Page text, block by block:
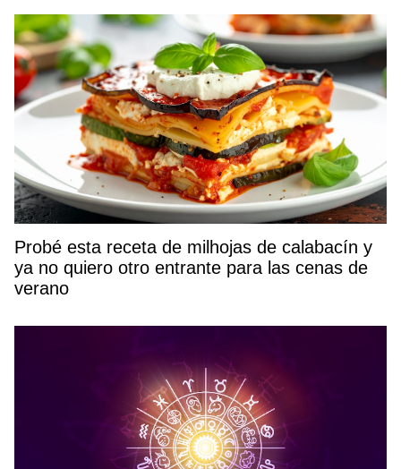
Probé esta receta de milhojas de calabacín y
ya no quiero otro entrante para las cenas de
verano